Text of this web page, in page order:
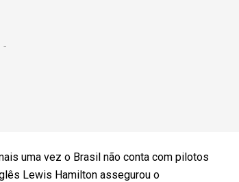
uma vez o Brasil não conta com pilotos
Lewis Hamilton assegurou o